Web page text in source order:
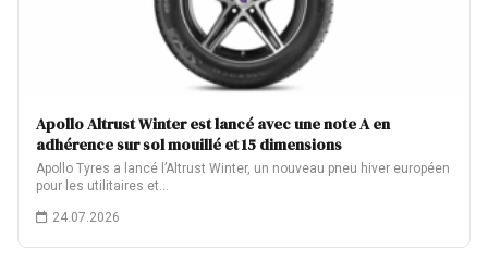
Apollo Altrust Winter est lancé avec une note A en
adhérence sur sol mouillé et 15 dimensions
Apollo Tyres a lancé l’Altrust Winter, un nouveau pneu hiver européen
pour les utilitaires et…
24.07.2026